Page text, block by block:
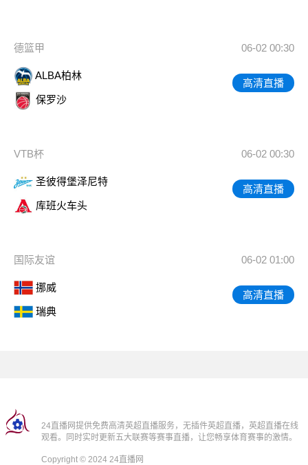
德篮甲 06-02 00:30
ALBA柏林
保罗沙
高清直播
VTB杯 06-02 00:30
圣彼得堡泽尼特
库班火车头
高清直播
国际友谊 06-02 01:00
挪威
瑞典
高清直播
24直播网提供免费高清英超直播服务，无插件英超直播，英超直播在线
观看。同时实时更新五大联赛等赛事直播，让您畅享体育赛事的激情。
Copyright © 2024 24直播网